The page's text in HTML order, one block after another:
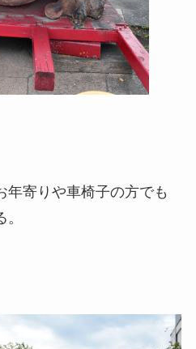
年寄りや車椅子の方でも